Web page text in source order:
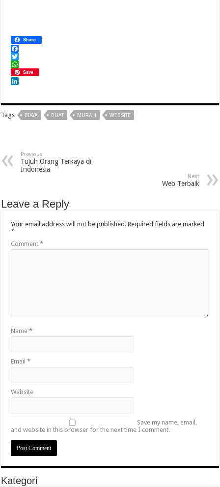
Share
Facebook
Twitter
WhatsApp
Save
Tags BIAYA BUAT MURAH WEBSITE
Previous
Tujuh Orang Terkaya di
Indonesia
Next
Web Terbaik
Leave a Reply
Your email address will not be published. Required fields are marked
*
Comment*
Name*
Email*
Website
Save my name, email,
and website in this browser for the next time I comment.
Kategori